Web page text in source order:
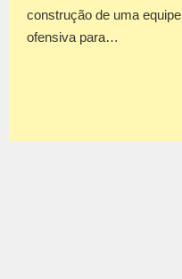
construção de uma equipe
ofensiva para…